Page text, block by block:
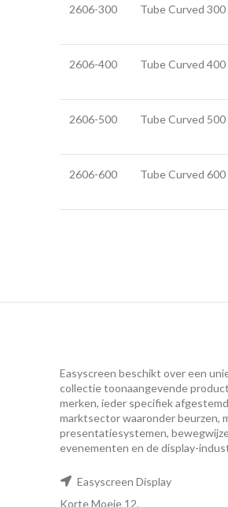
2606-300 Tube Curved 300
2606-400 Tube Curved 400
2606-500 Tube Curved 500
2606-600 Tube Curved 600
Easyscreen beschikt over een
collectie toonaangevende
merken, ieder specifiek afgestemd
marktsector waaronder beurzen,
presentatiesystemen,
evenementen en de display-
Easyscreen Display
Korte Moeie 12,